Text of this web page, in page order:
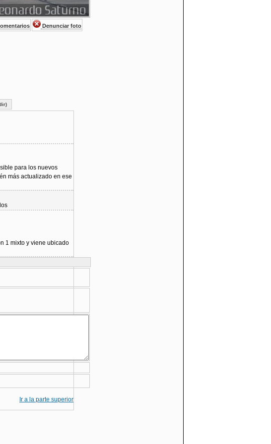
Denunciar foto
para los nuevos
más actualizado en ese
1 mixto y viene ubicado
Ir a la parte superior